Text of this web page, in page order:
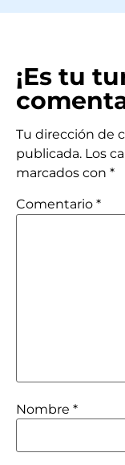
¡Es tu
Tu dirección de
publicada. Los
marcados con *
Comentario *
Nombre *